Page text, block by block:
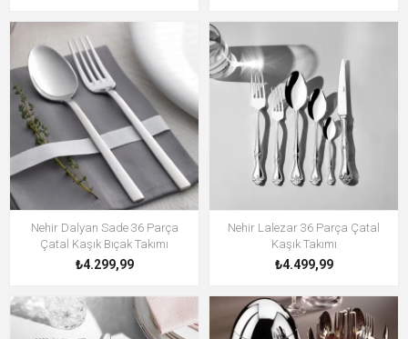
Nehir Dalyan Sade 36 Parça
Çatal Kaşık Bıçak Takımı
₺4.299,99
Nehir Lalezar 36 Parça Çatal
Kaşık Takımı
₺4.499,99